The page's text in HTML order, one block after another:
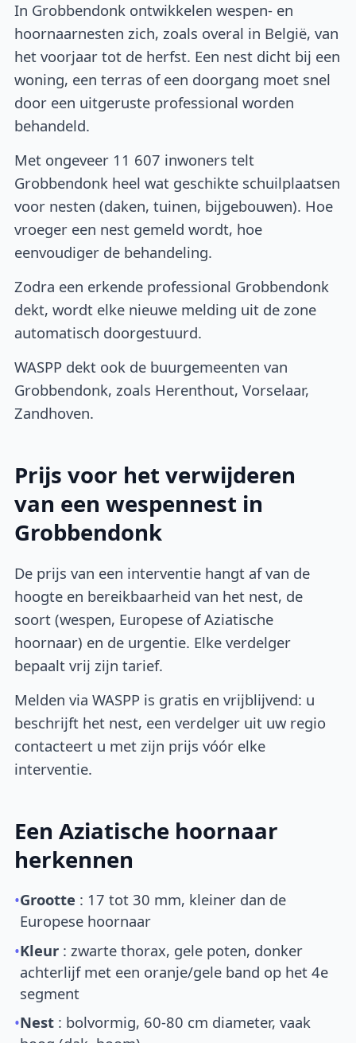
In Grobbendonk ontwikkelen wespen- en
hoornaarnesten zich, zoals overal in België, van
het voorjaar tot de herfst. Een nest dicht bij een
woning, een terras of een doorgang moet snel
door een uitgeruste professional worden
behandeld.
Met ongeveer 11 607 inwoners telt
Grobbendonk heel wat geschikte schuilplaatsen
voor nesten (daken, tuinen, bijgebouwen). Hoe
vroeger een nest gemeld wordt, hoe
eenvoudiger de behandeling.
Zodra een erkende professional Grobbendonk
dekt, wordt elke nieuwe melding uit de zone
automatisch doorgestuurd.
WASPP dekt ook de buurgemeenten van
Grobbendonk, zoals Herenthout, Vorselaar,
Zandhoven.
Prijs voor het verwijderen
van een wespennest in
Grobbendonk
De prijs van een interventie hangt af van de
hoogte en bereikbaarheid van het nest, de
soort (wespen, Europese of Aziatische
hoornaar) en de urgentie. Elke verdelger
bepaalt vrij zijn tarief.
Melden via WASPP is gratis en vrijblijvend: u
beschrijft het nest, een verdelger uit uw regio
contacteert u met zijn prijs vóór elke
interventie.
Een Aziatische hoornaar
herkennen
•Grootte : 17 tot 30 mm, kleiner dan de
Europese hoornaar
•Kleur : zwarte thorax, gele poten, donker
achterlijf met een oranje/gele band op het 4e
segment
•Nest : bolvormig, 60-80 cm diameter, vaak